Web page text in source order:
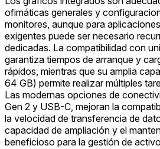
ofimáticas generales y
monitores, aunque para
exigentes puede ser necesario
dedicadas. La compatibilidad con
garantiza tiempos de arranque y
rápidos, mientras que su amplia
64 GB) permite realizar múltiples
Las modernas opciones de
Gen 2 y USB-C, mejoran la
la velocidad de transferencia de
capacidad de ampliación y el
beneficioso para la gestión de